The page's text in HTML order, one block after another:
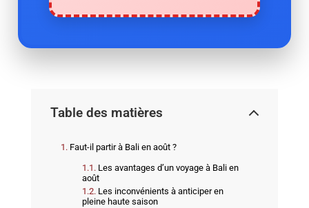
Table des matières
Faut-il partir à Bali en août ?
Les avantages d’un voyage à Bali en
août
Les inconvénients à anticiper en
pleine haute saison